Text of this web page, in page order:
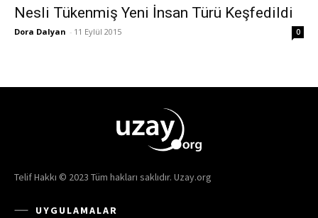
Nesli Tükenmiş Yeni İnsan Türü Keşfedildi
Dora Dalyan - 11 Eylül 2015 0
Telif Hakkı © 2023 Tüm hakları saklıdır. Uzay.org
UYGULAMALAR